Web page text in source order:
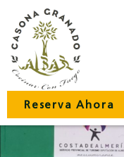
Reserva Ahora